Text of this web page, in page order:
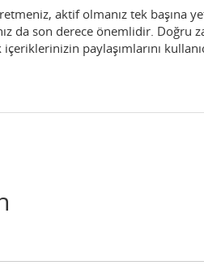
aktif olmanız tek başına
da son derece önemlidir. Doğru
paylaşımlarını